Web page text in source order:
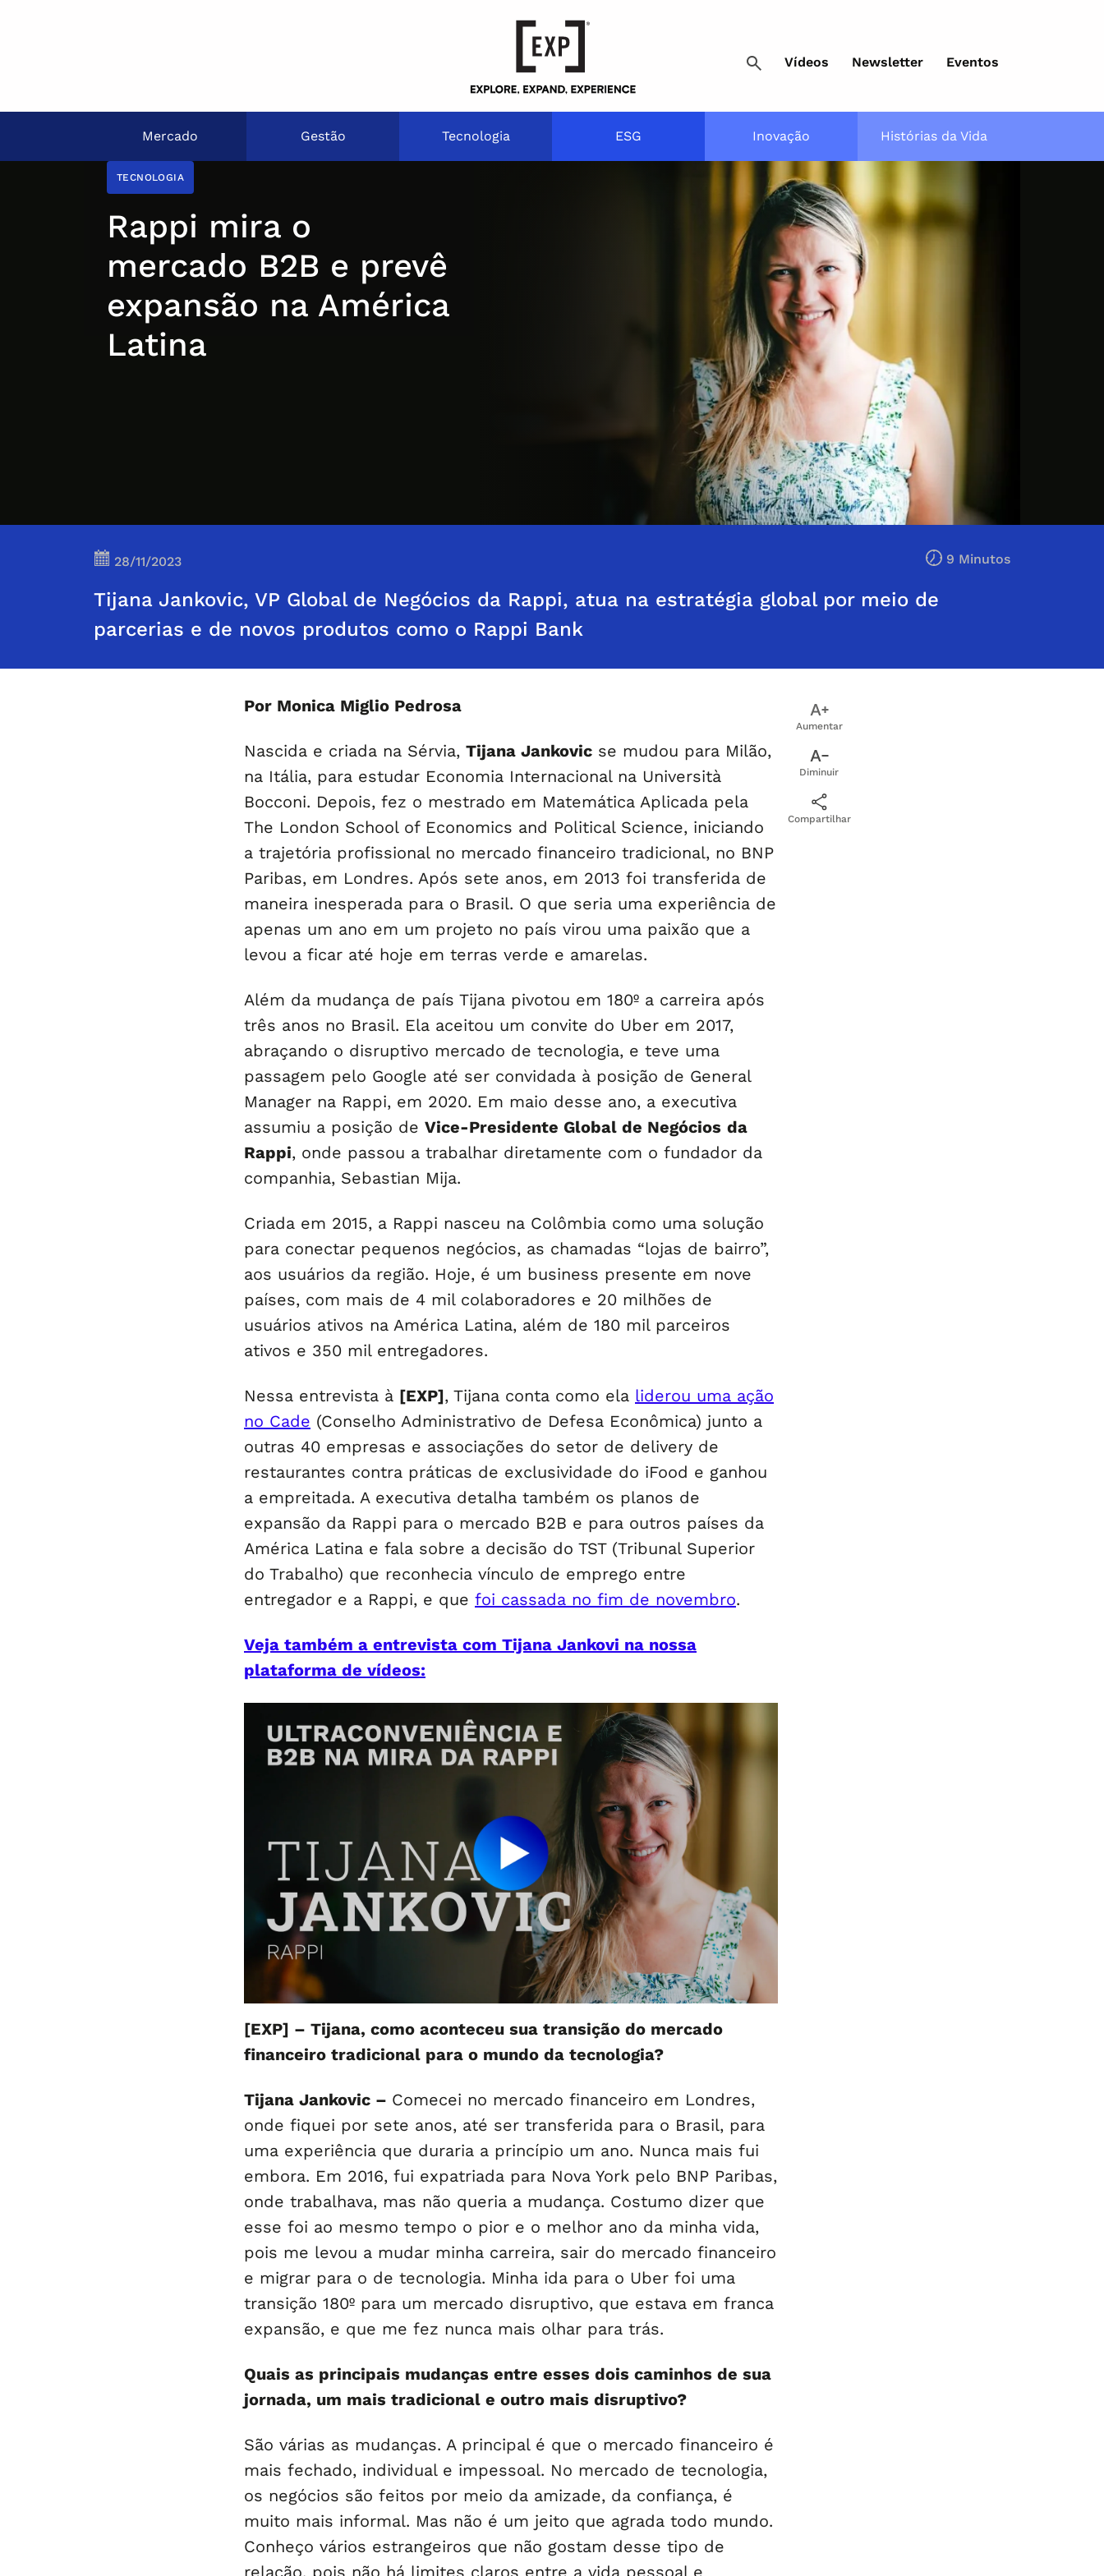
Vídeos Newsletter Eventos
Mercado Gestão Tecnologia ESG Inovação Histórias da Vida
TECNOLOGIA
Rappi mira o
mercado B2B e prevê
expansão na América
Latina
28/11/2023 9 Minutos
Tijana Jankovic, VP Global de Negócios da Rappi, atua na estratégia global por meio de
parcerias e de novos produtos como o Rappi Bank
Por Monica Miglio Pedrosa
Nascida e criada na Sérvia, Tijana Jankovic se mudou para Milão,
na Itália, para estudar Economia Internacional na Università
Bocconi. Depois, fez o mestrado em Matemática Aplicada pela
The London School of Economics and Political Science, iniciando
a trajetória profissional no mercado financeiro tradicional, no BNP
Paribas, em Londres. Após sete anos, em 2013 foi transferida de
maneira inesperada para o Brasil. O que seria uma experiência de
apenas um ano em um projeto no país virou uma paixão que a
levou a ficar até hoje em terras verde e amarelas.
Além da mudança de país Tijana pivotou em 180º a carreira após
três anos no Brasil. Ela aceitou um convite do Uber em 2017,
abraçando o disruptivo mercado de tecnologia, e teve uma
passagem pelo Google até ser convidada à posição de General
Manager na Rappi, em 2020. Em maio desse ano, a executiva
assumiu a posição de Vice-Presidente Global de Negócios da
Rappi, onde passou a trabalhar diretamente com o fundador da
companhia, Sebastian Mija.
Criada em 2015, a Rappi nasceu na Colômbia como uma solução
para conectar pequenos negócios, as chamadas “lojas de bairro”,
aos usuários da região. Hoje, é um business presente em nove
países, com mais de 4 mil colaboradores e 20 milhões de
usuários ativos na América Latina, além de 180 mil parceiros
ativos e 350 mil entregadores.
Nessa entrevista à [EXP], Tijana conta como ela liderou uma ação
no Cade (Conselho Administrativo de Defesa Econômica) junto a
outras 40 empresas e associações do setor de delivery de
restaurantes contra práticas de exclusividade do iFood e ganhou
a empreitada. A executiva detalha também os planos de
expansão da Rappi para o mercado B2B e para outros países da
América Latina e fala sobre a decisão do TST (Tribunal Superior
do Trabalho) que reconhecia vínculo de emprego entre
entregador e a Rappi, e que foi cassada no fim de novembro.
Veja também a entrevista com Tijana Jankovi na nossa
plataforma de vídeos:
[EXP] – Tijana, como aconteceu sua transição do mercado
financeiro tradicional para o mundo da tecnologia?
Tijana Jankovic – Comecei no mercado financeiro em Londres,
onde fiquei por sete anos, até ser transferida para o Brasil, para
uma experiência que duraria a princípio um ano. Nunca mais fui
embora. Em 2016, fui expatriada para Nova York pelo BNP Paribas,
onde trabalhava, mas não queria a mudança. Costumo dizer que
esse foi ao mesmo tempo o pior e o melhor ano da minha vida,
pois me levou a mudar minha carreira, sair do mercado financeiro
e migrar para o de tecnologia. Minha ida para o Uber foi uma
transição 180º para um mercado disruptivo, que estava em franca
expansão, e que me fez nunca mais olhar para trás.
Quais as principais mudanças entre esses dois caminhos de sua
jornada, um mais tradicional e outro mais disruptivo?
São várias as mudanças. A principal é que o mercado financeiro é
mais fechado, individual e impessoal. No mercado de tecnologia,
os negócios são feitos por meio da amizade, da confiança, é
muito mais informal. Mas não é um jeito que agrada todo mundo.
Conheço vários estrangeiros que não gostam desse tipo de
relação, pois não há limites claros entre a vida pessoal e
Aumentar
Diminuir
Compartilhar